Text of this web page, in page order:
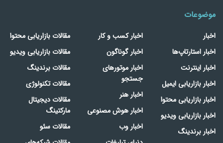
موضوعات
اخبار
اخبار استارتاپ‌ها
اخبار اینترنت
اخبار بازاریابی ایمیل
اخبار بازاریابی محتوا
اخبار بازاریابی ویدیو
اخبار برندینگ
اخبار کسب و کار
اخبار گوناگون
اخبار موتورهای
جستجو
اخبار هنر
اخبار هوش مصنوعی
اخبار وب
مقالات بازاریابی محتوا
مقالات بازاریابی ویدیو
مقالات برندینگ
مقالات تکنولوژی
مقالات دیجیتال
مارکتینگ
مقالات سئو